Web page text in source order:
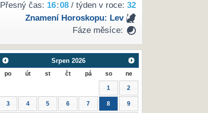
Přesný čas: 16:08/ týden v roce: 32
Znamení Horoskopu: Lev
Fáze měsíce:
Srpen 2026
po út st čt pá so ne
1 2
3 4 5 6 7 8 9